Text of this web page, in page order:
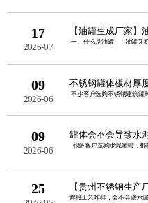
17
2026-07
【油罐生成厂家】
一、什么是油罐 油罐又
09
2026-06
不锈钢罐体板材厚
09
2026-06
罐体会不会导致水
25 【贵州不锈钢生产
焊接工艺咋样，会不会渗水